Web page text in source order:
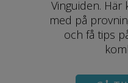
Vinguiden.
med på
och få tips